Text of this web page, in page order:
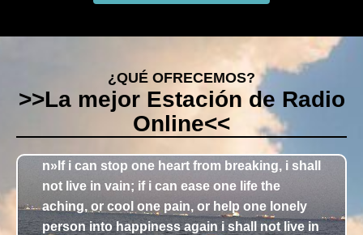
¿QUÉ OFRECEMOS?
>>La mejor Estación de Radio
Online<<
n»If i can stop one heart from breaking, i shall
not live in vain; if i can ease one life the
aching, or cool one pain, or help one lonely
person into happiness again i shall not live in